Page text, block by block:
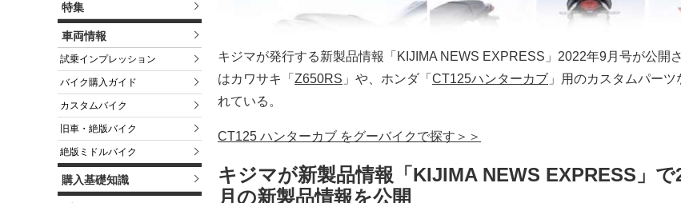
特集
車両情報
試乗インプレッション
バイク購入ガイド
カスタムバイク
旧車・絶版バイク
絶版ミドルバイク
購入基礎知識
キジマが発行する新製品情報「KIJIMA NEWS EXPRESS」2022年9月号が公開
はカワサキ「 Z650RS 」や、ホンダ「 CT125ハンターカブ 」用のカスタムパーツ
れている。
CT125 ハンターカブ をグーバイクで探す＞＞
キジマが新製品情報「KIJIMA NEWS EXPRESS」で
月の新製品情報を公開